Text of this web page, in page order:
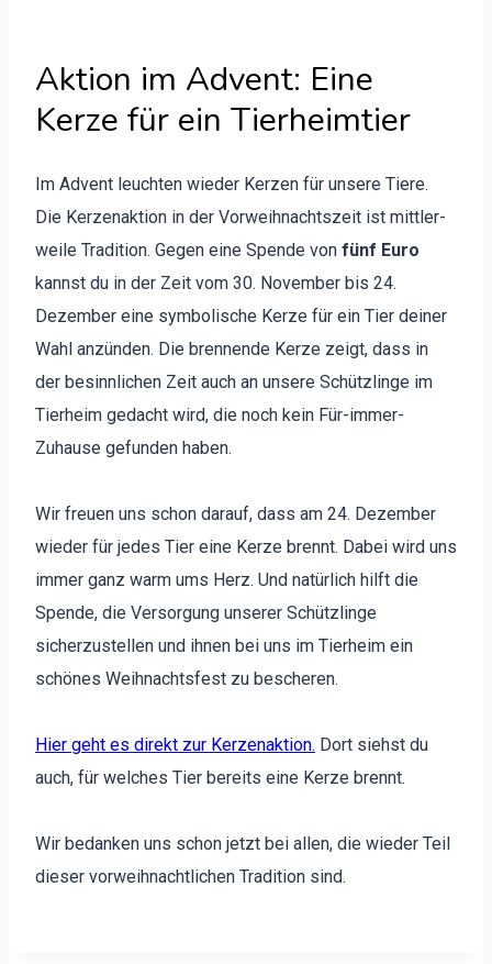
Aktion im Advent: Eine
Kerze für ein Tierheimtier
Im Advent leucht­en wieder Kerzen für unsere Tiere.
Die Kerzenak­tion in der Vor­wei­h­nacht­szeit ist mit­tler­
weile Tra­di­tion. Gegen eine Spende von fünf Euro
kannst du in der Zeit vom 30. Novem­ber bis 24.
Dezem­ber eine sym­bol­is­che Kerze für ein Tier dein­er
Wahl anzün­den. Die bren­nende Kerze zeigt, dass in
der besinnlichen Zeit auch an unsere Schüt­zlinge im
Tier­heim gedacht wird, die noch kein Für-immer-
Zuhause gefun­den haben.
Wir freuen uns schon darauf, dass am 24. Dezem­ber
wieder für jedes Tier eine Kerze bren­nt. Dabei wird uns
immer ganz warm ums Herz. Und natür­lich hil­ft die
Spende, die Ver­sorgung unser­er Schüt­zlinge
sicherzustellen und ihnen bei uns im Tier­heim ein
schönes Wei­h­nachts­fest zu bescheren.
Hier geht es direkt zur Kerzenak­tion. Dort siehst du
auch, für welch­es Tier bere­its eine Kerze bren­nt.
Wir bedanken uns schon jet­zt bei allen, die wieder Teil
dieser vor­wei­h­nachtlichen Tra­di­tion sind.